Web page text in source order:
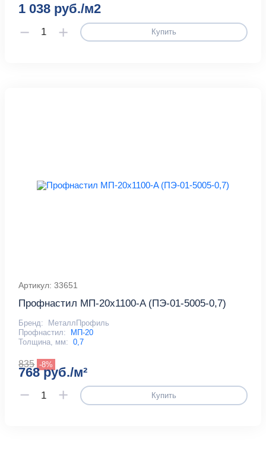
1 038 руб./м2
Купить
Артикул: 33651
Профнастил МП-20x1100-A (ПЭ-01-5005-0,7)
Бренд:
МеталлПрофиль
Профнастил:
МП-20
Толщина, мм: 0,7
835 -8%
768 руб./м²
Купить